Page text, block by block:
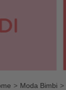
Moda Bimbi